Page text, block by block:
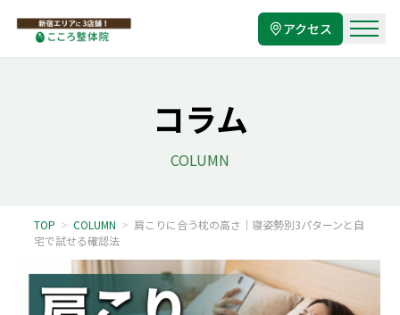
アクセス
コラム
COLUMN
TOP > COLUMN > 肩こりに合う枕の高さ｜寝姿勢別3パターンと自
宅で試せる確認法